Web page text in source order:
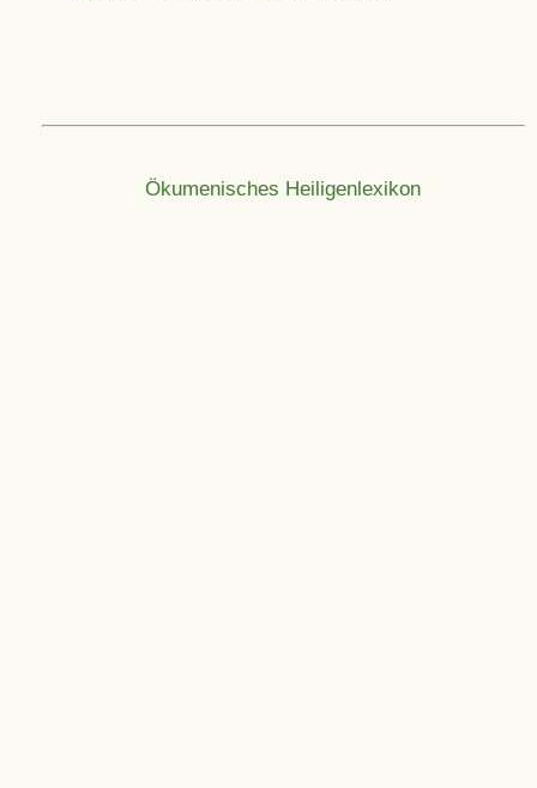
Ökumenisches Heiligenlexikon